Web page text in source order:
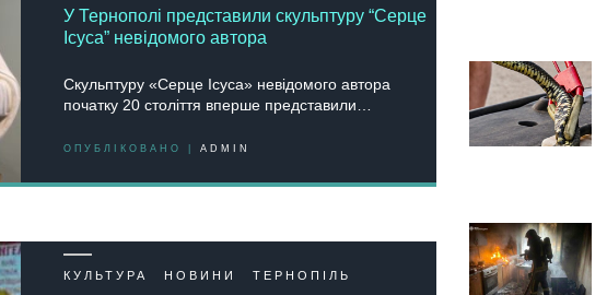
У Тернополі представили скульптуру “Серце
Ісуса” невідомого автора
Скульптуру «Серце Ісуса» невідомого автора
початку 20 століття вперше представили…
ОПУБЛІКОВАНО | ADMIN
КУЛЬТУРА НОВИНИ ТЕРНОПІЛЬ